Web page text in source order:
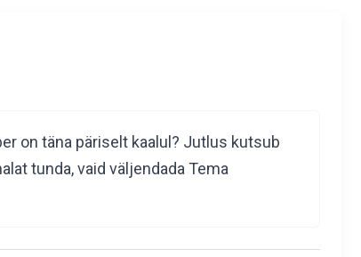
on täna päriselt kaalul? Jutlus kutsub
tunda, vaid väljendada Tema